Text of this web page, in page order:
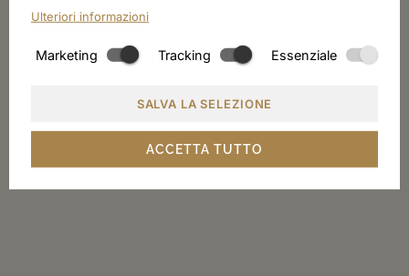
Parcheggio e Wi-Fi
PRENOTAZIONE
Ulteriori informazioni
Marketing Tracking Essenziale
SALVA LA SELEZIONE
ACCETTA TUTTO